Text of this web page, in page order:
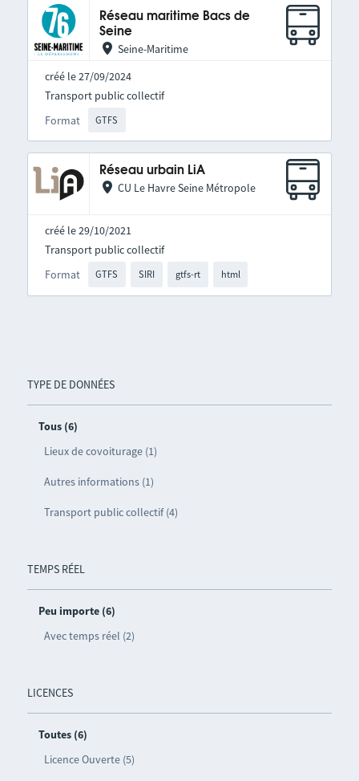
TYPE DE DONNÉES
Tous (6)
Lieux de covoiturage (1)
Autres informations (1)
Transport public collectif (4)
TEMPS RÉEL
Peu importe (6)
Avec temps réel (2)
LICENCES
Toutes (6)
Licence Ouverte (5)
Réseau maritime Bacs de
Seine
Seine-Maritime
créé le 27/09/2024
Format GTFS
Transport public collectif
Réseau urbain LiA
CU Le Havre Seine Métropole
créé le 29/10/2021
Format GTFS SIRI gtfs-rt html
Transport public collectif